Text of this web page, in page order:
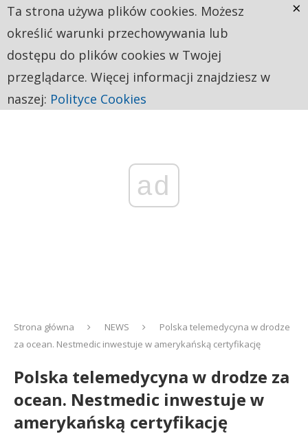
ad
Strona główna NEWS
Polska telemedycyna w drodze
za ocean. Nestmedic inwestuje w amerykańską certyfikację
Polska telemedycyna w drodze za
ocean. Nestmedic inwestuje w
amerykańską certyfikację
Ta strona używa plików cookies. Możesz
określić warunki przechowywania lub
dostępu do plików cookies w Twojej
przeglądarce. Więcej informacji znajdziesz w
naszej: Polityce Cookies
×